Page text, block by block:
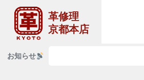
革修理
京都本店
お知らせ